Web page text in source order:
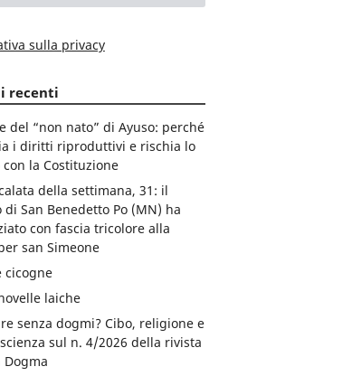
sulla privacy
recenti
del “non nato” di Ayuso: perché
i diritti riproduttivi e rischia lo
la Costituzione
della settimana, 31: il
di San Benedetto Po (MN) ha
con fascia tricolore alla
san Simeone
cicogne
laiche
senza dogmi? Cibo, religione e
sul n. 4/2026 della rivista
Dogma